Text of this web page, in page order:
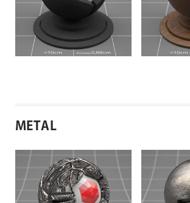
METAL